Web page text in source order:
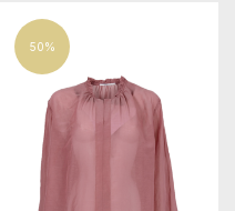
50%